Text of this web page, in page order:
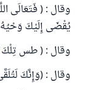
وقال : ( فَتَعَالَى
يُقْضَى إِلَيْكَ وَحْيُهُ
وقال : ( طس تِلْكَ
وقال : (وَإِنَّكَ